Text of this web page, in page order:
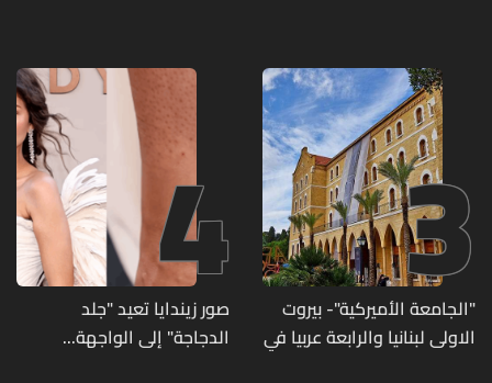
3
"الجامعة الأميركية"- بيروت
الاولى لبنانيا والرابعة عربيا في
4
صور زيندايا تعيد "جلد
الدجاجة" إلى الواجهة...